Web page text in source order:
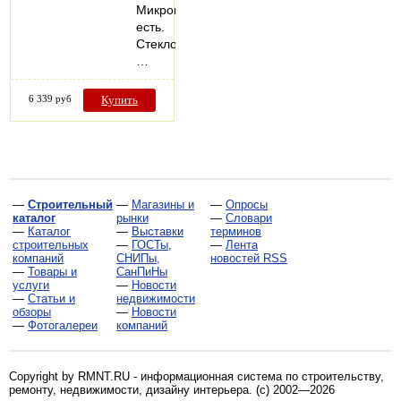
Микропроветривание:
есть.
Стеклопакеты:
6 339 руб Купить
— Строительный
каталог
— Каталог
строительных
компаний
— Товары и
услуги
— Статьи и
обзоры
— Фотогалереи
— Магазины и
рынки
— Выставки
— ГОСТы,
СНИПы,
СанПиНы
— Новости
недвижимости
— Новости
компаний
— Опросы
— Словари
терминов
— Лента
новостей RSS
Copyright by RMNT.RU - информационная система по строительству,
ремонту, недвижимости, дизайну интерьера. (c) 2002—2026